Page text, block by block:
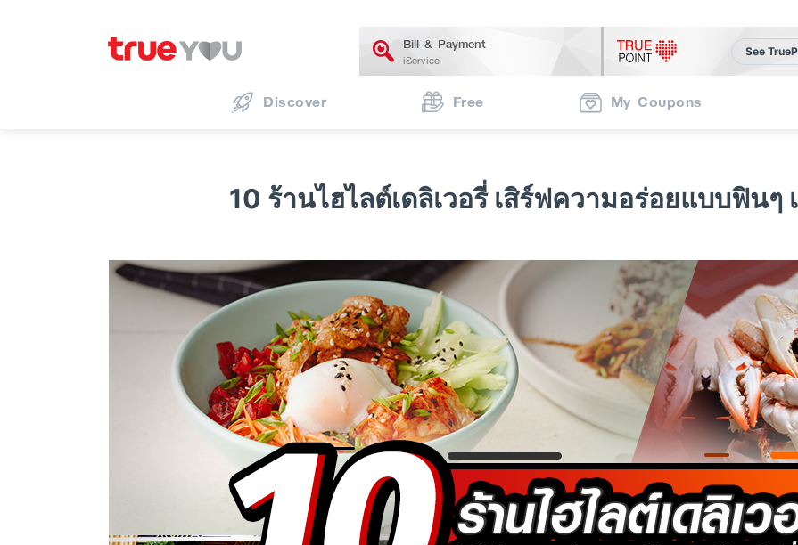
Bill & Payment
iService
See
Discover Free My Coupons
10 ร้านไฮไลต์เดลิเวอรี่ เสิร์ฟความอร่อยแบบฟิน